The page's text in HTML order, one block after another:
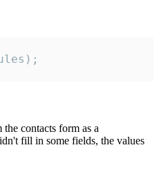
contacts form as a
fill in some fields, the values